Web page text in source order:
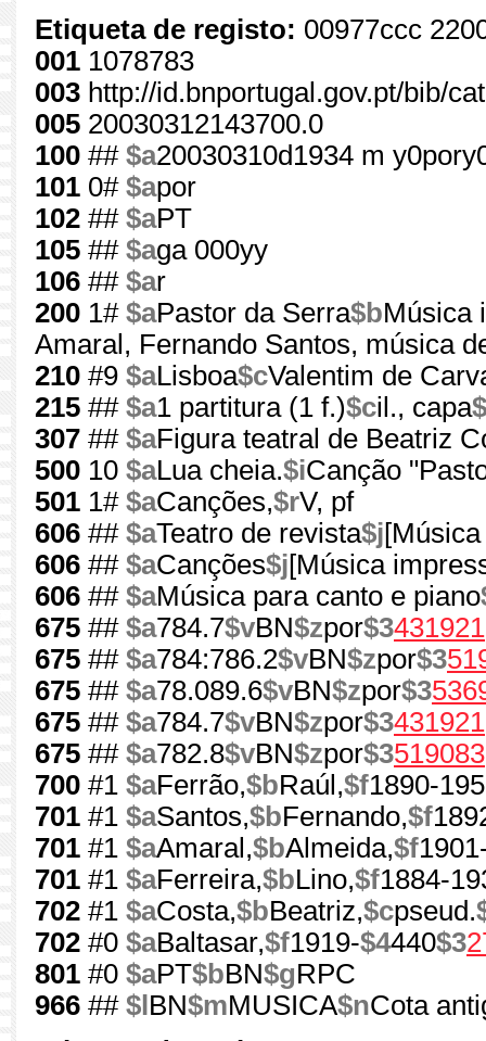
Etiqueta de registo: 00977ccc
001 1078783
003 http://id.bnportugal.gov.pt/bib/
005 20030312143700.0
100 ## $a20030310d1934 m
101 0# $apor
102 ## $aPT
105 ## $aga 000yy
106 ## $ar
200 1# $aPastor da Serra$bMúsica
Amaral, Fernando Santos, música
210 #9 $aLisboa$cValentim de
215 ## $a1 partitura (1 f.)$cil., capa
307 ## $aFigura teatral de Beatriz
500 10 $aLua cheia.$iCanção
501 1# $aCanções,$rV, pf
606 ## $aTeatro de revista$j
606 ## $aCanções$j[Música
606 ## $aMúsica para canto e piano
675 ## $a784.7$vBN$zpor$3431921
675 ## $a784:786.2$vBN$zpor$3
675 ## $a78.089.6$vBN$zpor$3
675 ## $a784.7$vBN$zpor$3431921
675 ## $a782.8$vBN$zpor$3519083
700 #1 $aFerrão,$bRaúl,$f1890-
701 #1 $aSantos,$bFernando,$f
701 #1 $aAmaral,$bAlmeida,$f
701 #1 $aFerreira,$bLino,$f1884-
702 #1 $aCosta,$bBeatriz,$cpseud.
702 #0 $aBaltasar,$f1919-$4440$3
801 #0 $aPT$bBN$gRPC
966 ## $l BN$mMUSICA$nCota